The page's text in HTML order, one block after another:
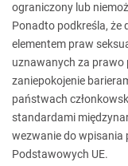
ograniczony lub
Ponadto podkreśla, że
elementem praw
uznawanych za
zaniepokojenie
państwach
standardami
wezwanie do wpisania
Podstawowych UE.